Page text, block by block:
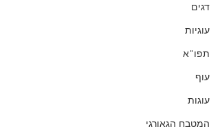
דגים
עוגיות
תפו"א
עוף
עוגות
המטבח הגאורגי